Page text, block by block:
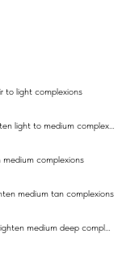
to light complexions
Light Medium - pink undertones to brighten light to medium complexions
complexions
medium tan complexions
Medium Deep - golden undertones to brighten medium deep complexions